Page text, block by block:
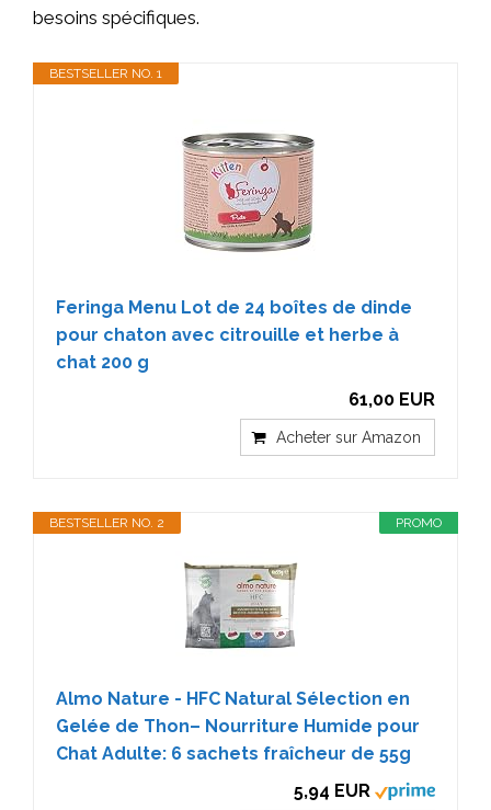
besoins spécifiques.
BESTSELLER NO. 1
Feringa Menu Lot de 24 boîtes de dinde
pour chaton avec citrouille et herbe à
chat 200 g
61,00 EUR
Acheter sur Amazon
PROMO
BESTSELLER NO. 2
Almo Nature - HFC Natural Sélection en
Gelée de Thon– Nourriture Humide pour
Chat Adulte: 6 sachets fraîcheur de 55g
5,94 EUR